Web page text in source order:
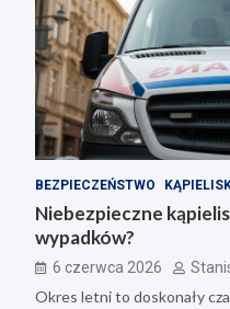
BEZPIECZEŃSTWO
Niebezpieczne
wypadków?
6 czerwca 2026
Okres letni to doskonały